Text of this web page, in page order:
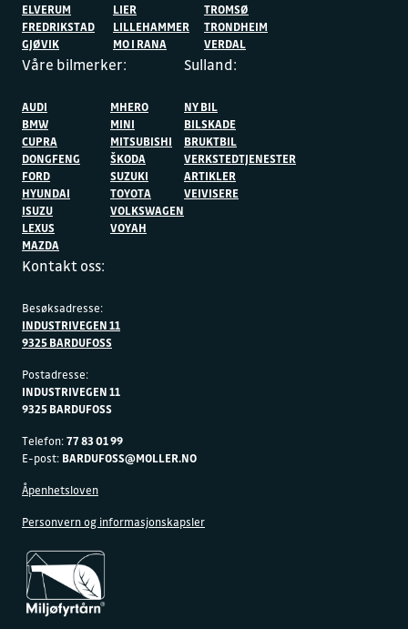
ELVERUM
FREDRIKSTAD
GJØVIK
LIER
LILLEHAMMER
MO I RANA
TROMSØ
TRONDHEIM
VERDAL
Våre bilmerker:
AUDI
BMW
CUPRA
DONGFENG
FORD
HYUNDAI
ISUZU
LEXUS
MAZDA
MHERO
MINI
MITSUBISHI
ŠKODA
SUZUKI
TOYOTA
VOLKSWAGEN
VOYAH
Sulland:
NY BIL
BILSKADE
BRUKTBIL
VERKSTEDTJENESTER
ARTIKLER
VEIVISERE
Kontakt oss:
Besøksadresse:
INDUSTRIVEGEN 11
9325 BARDUFOSS
Postadresse:
INDUSTRIVEGEN 11
9325 BARDUFOSS
Telefon:77 83 01 99
E-post: BARDUFOSS@MOLLER.NO
Åpenhetsloven
Personvern og informasjonskapsler